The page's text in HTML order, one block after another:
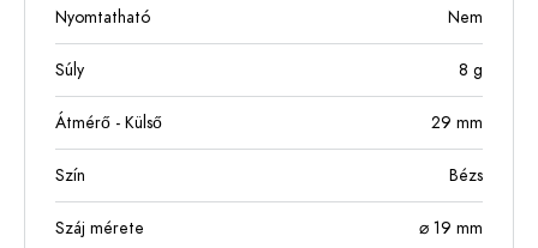
Nyomtatható Nem
Súly 8 g
Átmérő - Külső 29 mm
Szín Bézs
Száj mérete ⌀ 19 mm